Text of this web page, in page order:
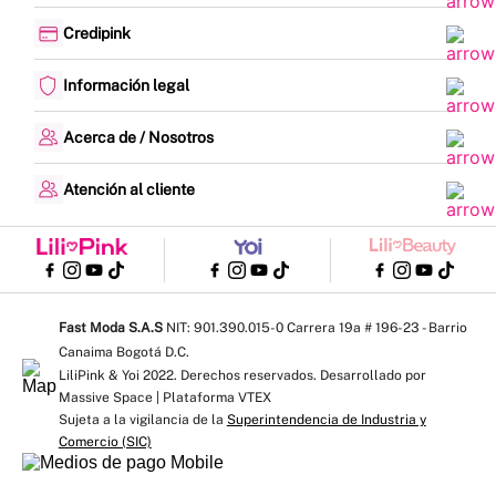
Política de envíos
Centro de Ayuda
Preguntas frecuentes
Encuesta de Satisfacción
Credipink
Paga aquí tu Credi-Pink
Actualización de datos
Información legal
Política de tratamiento de datos personales
Mapa del sitio
Acerca de / Nosotros
Nuestras tiendas
Contrato de compraventa
Blogs
Plantillas de Dibujo
Atención al cliente
Escríbenos: servicioalcliente@fastmoda.com.co
Línea Cartera: 324 100 0017 │ Ext: 1011 - 1019 - 1020 - 1003
Fast Moda S.A.SNIT: 901.390.015-0 Carrera 19a # 196-23 - Barrio
Canaima Bogotá D.C.
LiliPink & Yoi 2022. Derechos reservados. Desarrollado por
Massive Space | Plataforma VTEX
Sujeta a la vigilancia de la Superintendencia de Industria y
Comercio (SIC)